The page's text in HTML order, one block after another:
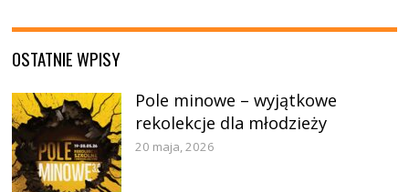
OSTATNIE WPISY
Pole minowe – wyjątkowe
rekolekcje dla młodzieży
20 maja, 2026